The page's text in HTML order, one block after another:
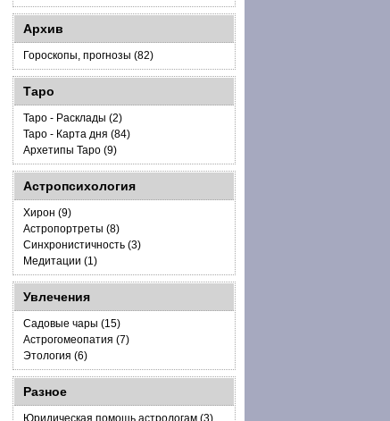
Архив
Гороскопы, прогнозы (82)
Таро
Таро - Расклады (2)
Таро - Карта дня (84)
Архетипы Таро (9)
Астропсихология
Хирон (9)
Астропортреты (8)
Синхронистичность (3)
Медитации (1)
Увлечения
Садовые чары (15)
Астрогомеопатия (7)
Этология (6)
Разное
Юридическая помощь астрологам (3)